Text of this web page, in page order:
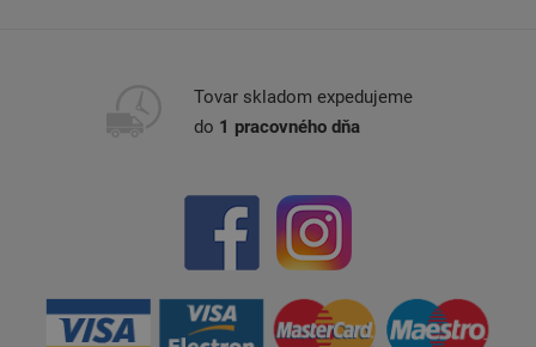
Tovar skladom expedujeme
do 1 pracovného dňa